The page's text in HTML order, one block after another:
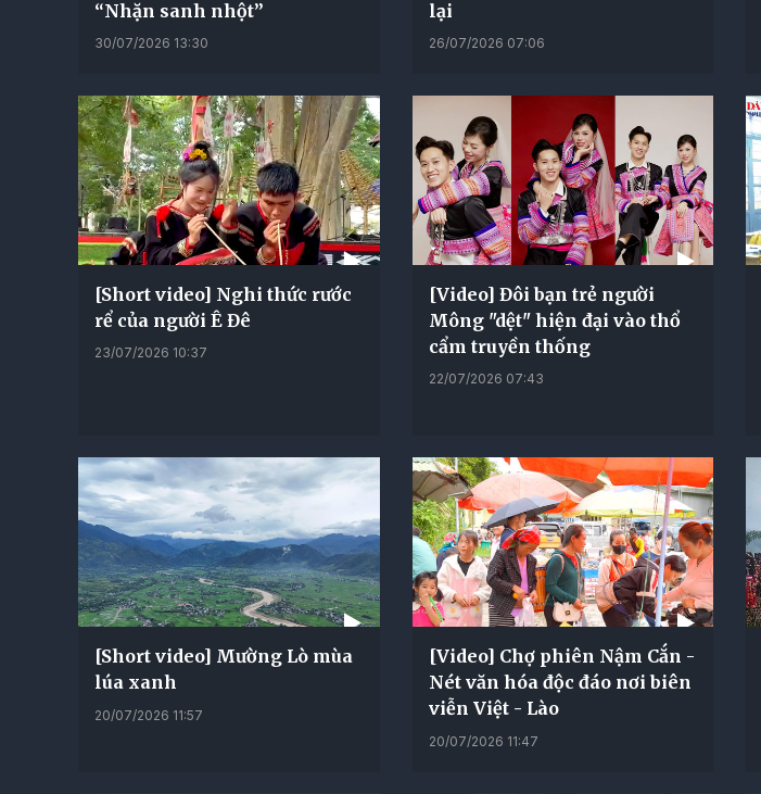
“Nhặn sanh nhột”
30/07/2026 13:30
lại
26/07/2026 07:06
[Short video] Nghi thức rước
rể của người Ê Đê
23/07/2026 10:37
[Video] Đôi bạn trẻ người
Mông "dệt" hiện đại vào thổ
cẩm truyền thống
22/07/2026 07:43
[Short video] Mường Lò mùa
lúa xanh
20/07/2026 11:57
[Video] Chợ phiên Nậm Cắn -
Nét văn hóa độc đáo nơi biên
viễn Việt - Lào
20/07/2026 11:47